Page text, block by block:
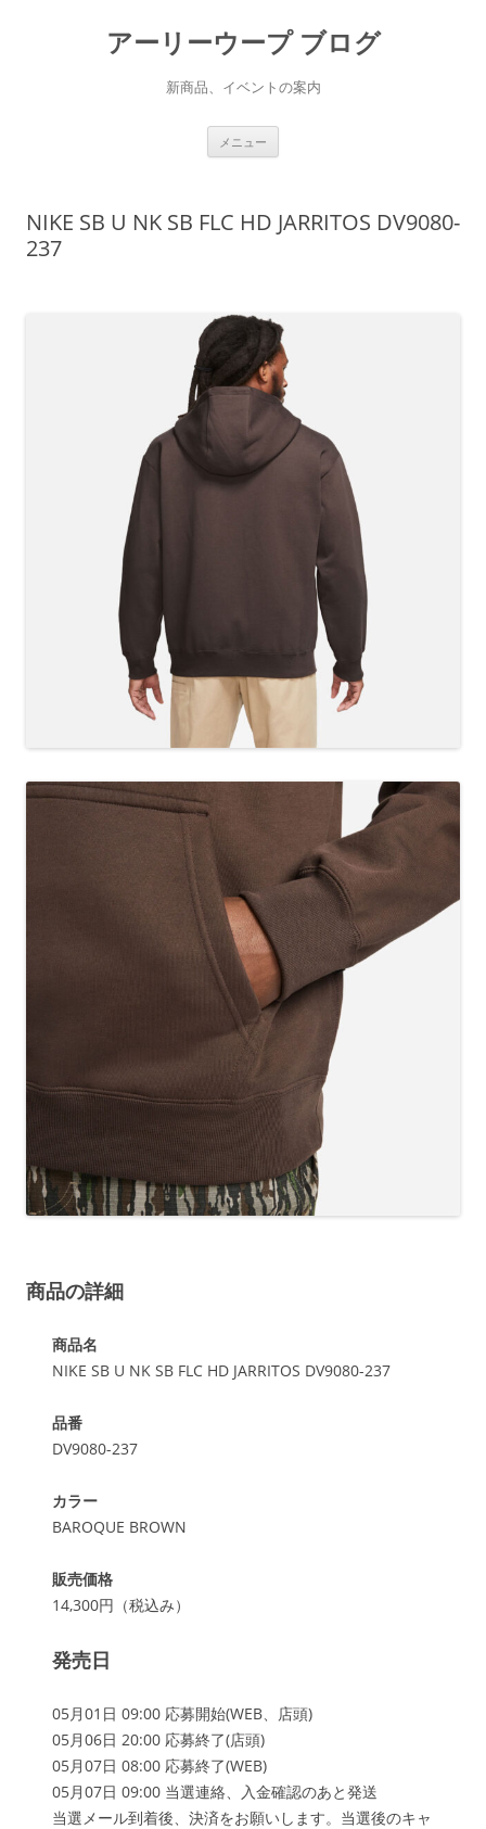
アーリーウープ ブログ
新商品、イベントの案内
メニュー
ス
キ
NIKE SB U NK SB FLC HD JARRITOS DV9080-
237
商品の詳細
商品名
NIKE SB U NK SB FLC HD JARRITOS DV9080-237
品番
DV9080-237
カラー
BAROQUE BROWN
販売価格
14,300円（税込み）
発売日
05月01日 09:00 応募開始(WEB、店頭)
05月06日 20:00 応募終了(店頭)
05月07日 08:00 応募終了(WEB)
05月07日 09:00 当選連絡、入金確認のあと発送
当選メール到着後、決済をお願いします。当選後のキャ